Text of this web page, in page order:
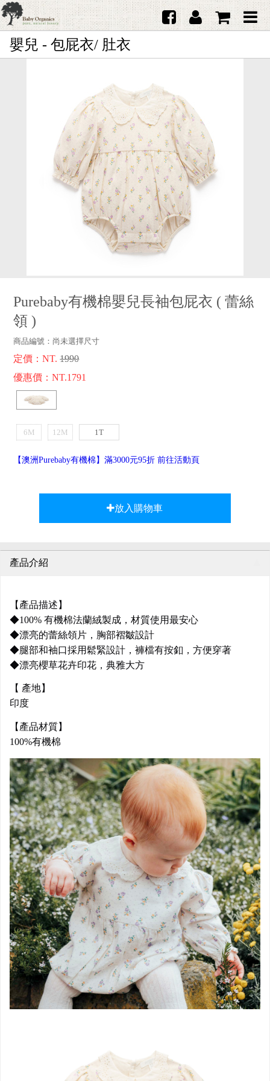
首頁
日本品牌育兒配件
韓國Merebe寶寶配件
客服專區
嬰兒 - 包屁衣/ 肚衣
Purebaby有機棉嬰兒長袖包屁衣 (蕾絲
領 )
商品編號： 尚未選擇尺寸
定價：NT.1990
優惠價：NT.1791
6M 12M 1T
【澳洲Purebaby有機棉】滿3000元95折 前往活動頁
放入購物車
產品介紹
【產品描述】
◆100% 有機棉法蘭絨製成，材質使用最安心
◆漂亮的蕾絲領片，胸部褶皺設計
◆腿部和袖口採用鬆緊設計，褲檔有按釦，方便穿著
◆漂亮櫻草花卉印花，典雅大方
【 產地】
印度
【產品材質】
100%有機棉